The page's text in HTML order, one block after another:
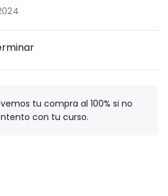
tu compra al 100% si no
con tu curso.